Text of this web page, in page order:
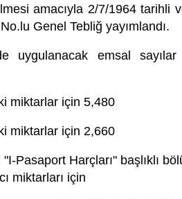
amacıyla 2/7/1964 tarihli
Genel Tebliğ yayımlandı.
uygulanacak emsal
miktarlar için 5,480
miktarlar için 2,660
"I-Pasaport Harçları" başlıklı
miktarları için